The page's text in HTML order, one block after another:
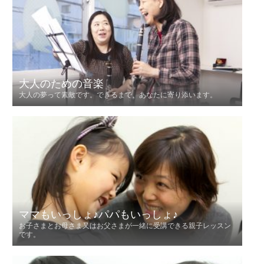
大人のための音楽
大人の夢って素敵です。できるまで、あなたに寄り添います。
ママもいっしょ♪パパもいっしょ♪
お子さまとお母さま又はお父さまが一緒に受講できる親子レッスン
です。